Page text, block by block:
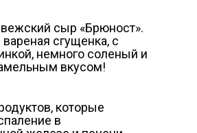
сыр «Брюност».
сгущенка, с
немного соленый и
вкусом!
которые
в